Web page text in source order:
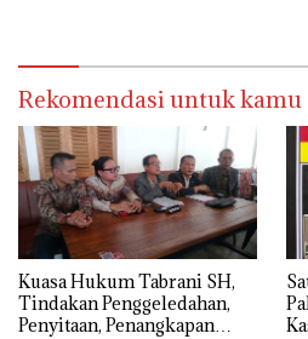
Rekomendasi untuk kamu
‎Kuasa Hukum Tabrani SH,
Tindakan Penggeledahan,
Penyitaan, Penangkapan